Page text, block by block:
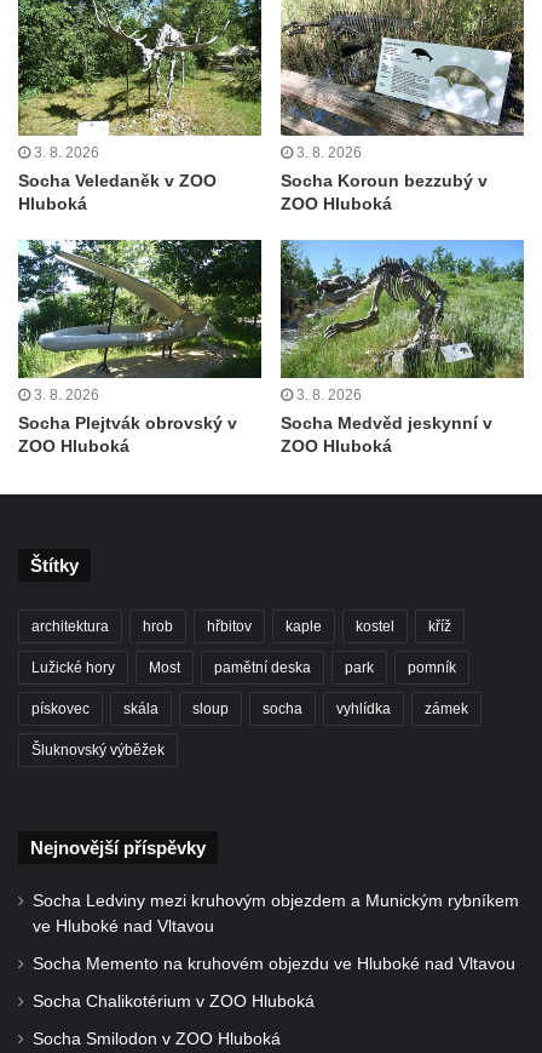
severně od Tokáně
Obrázek svatého Huberta na buku svatého
Huberta
Obrázek svatého Jakuba na skále u cesty
východně od Srbské Kamenice
Busta Jana Amose Komenského na domě
Socha ležícího koně v Sadech
Československé armády v Teplicích
Socha Medvídě v Tierpark Chemnitz
Sochy Ležící žena v Tierpark Chemnitz
Socha Skupina jeřábů v Tierpark Chemnitz
Socha Marabu v ZOO Leipzig
Busta Karla Maxe Schneidera v ZOO
Leipzig
Socha Iásón v ZOO Leipzig
Socha Uprchlý otrok bojuje s divokým psem
Socha krokodýla v ZOO Dresden
Socha slona v ZOO Dresden
Socha Faun s medvíďaty v ZOO Dresden
Socha divokého prasete před vstupem do
3. 8. 2026
Socha Veledaněk v ZOO
Hluboká
3. 8. 2026
Socha Koroun bezzubý v
ZOO Hluboká
3. 8. 2026
Socha Plejtvák obrovský v
ZOO Hluboká
3. 8. 2026
Socha Medvěd jeskynní v
ZOO Hluboká
Štítky
architektura hrob hřbitov kaple kostel kříž
Lužické hory Most pamětní deska park pomník
pískovec skála sloup socha vyhlídka zámek
Šluknovský výběžek
Nejnovější příspěvky
Socha Ledviny mezi kruhovým objezdem a Munickým rybníkem
ve Hluboké nad Vltavou
Socha Memento na kruhovém objezdu ve Hluboké nad Vltavou
Socha Chalikotérium v ZOO Hluboká
Socha Smilodon v ZOO Hluboká